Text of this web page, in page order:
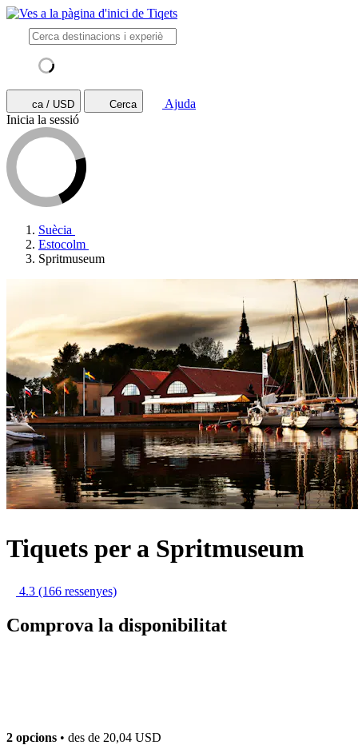
ca / USD Cerca
Ajuda
Inicia la sessió
Suècia
Estocolm
Spritmuseum
Tiquets per a Spritmuseum
4.3 (166 ressenyes)
Comprova la disponibilitat
2 opcions • des de 20,04 USD